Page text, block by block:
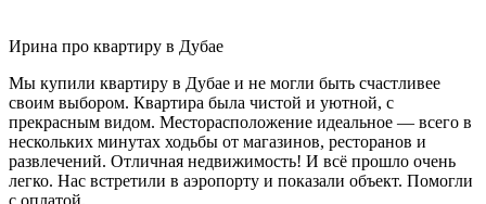
Ирина про квартиру в Дубае
Мы купили квартиру в Дубае и не могли быть счастливее
своим выбором. Квартира была чистой и уютной, с
прекрасным видом. Месторасположение идеальное — всего в
нескольких минутах ходьбы от магазинов, ресторанов и
развлечений. Отличная недвижимость! И всё прошло очень
легко. Нас встретили в аэропорту и показали объект. Помогли
с оплатой.